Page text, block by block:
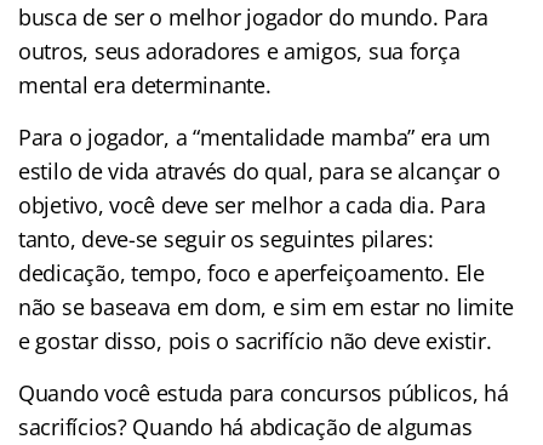
busca de ser o melhor jogador do mundo. Para
outros, seus adoradores e amigos, sua força
mental era determinante.
Para o jogador, a “mentalidade mamba” era um
estilo de vida através do qual, para se alcançar o
objetivo, você deve ser melhor a cada dia. Para
tanto, deve-se seguir os seguintes pilares:
dedicação, tempo, foco e aperfeiçoamento. Ele
não se baseava em dom, e sim em estar no limite
e gostar disso, pois o sacrifício não deve existir.
Quando você estuda para concursos públicos, há
sacrifícios? Quando há abdicação de algumas